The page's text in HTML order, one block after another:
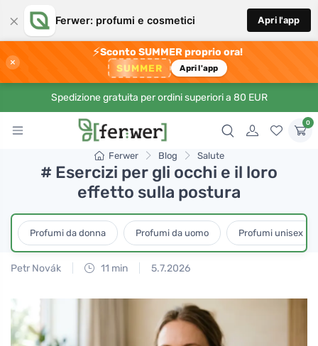
× Ferwer: profumi e cosmetici Apri l'app
×
⚡Sconto SUMMER proprio ora!
SUMMER Apri l'app
Spedizione gratuita per ordini superiori a 80 EUR
0
Ferwer Blog Salute
# Esercizi per gli occhi e il loro
effetto sulla postura
Profumi da donna Profumi da uomo Profumi unisex
Petr Novák 11 min 5.7.2026